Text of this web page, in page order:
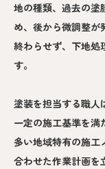
地の種類、過去の塗
め、後から微調整が
終わらせず、下地処
す。
塗装を担当する職人
一定の施工基準を満
多い地域特有の施工
合わせた作業計画を